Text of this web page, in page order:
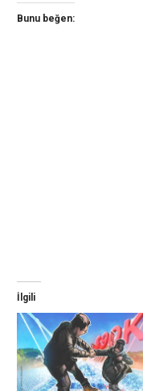
Bunu beğen:
İlgili